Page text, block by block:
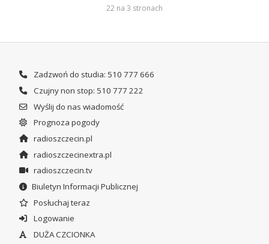
22 na 3 stronach
Zadzwoń do studia: 510 777 666
Czujny non stop: 510 777 222
Wyślij do nas wiadomość
Prognoza pogody
radioszczecin.pl
radioszczecinextra.pl
radioszczecin.tv
Biuletyn Informacji Publicznej
Posłuchaj teraz
Logowanie
DUŻA CZCIONKA